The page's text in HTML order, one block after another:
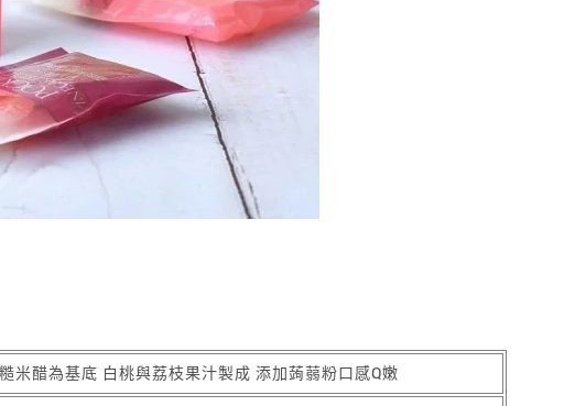
米醋為基底 白桃與荔枝果汁製成 添加蒟蒻粉口感Q嫩